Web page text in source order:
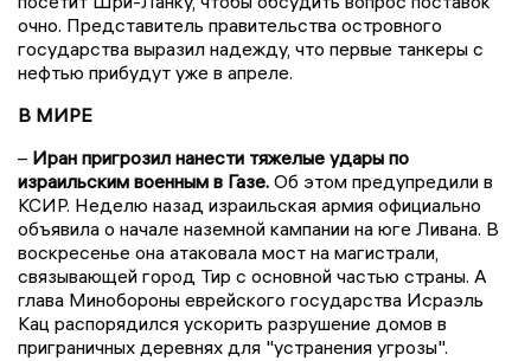
очно. Представитель правительства островного
государства выразил надежду, что первые танкеры с
нефтью прибудут уже в апреле.
В МИРЕ
– Иран пригрозил нанести тяжелые удары по
израильским военным в Газе. Об этом предупредили в
КСИР. Неделю назад израильская армия официально
объявила о начале наземной кампании на юге Ливана. В
воскресенье она атаковала мост на магистрали,
связывающей город Тир с основной частью страны. А
глава Минобороны еврейского государства Исраэль
Кац распорядился ускорить разрушение домов в
приграничных деревнях для "устранения угрозы".